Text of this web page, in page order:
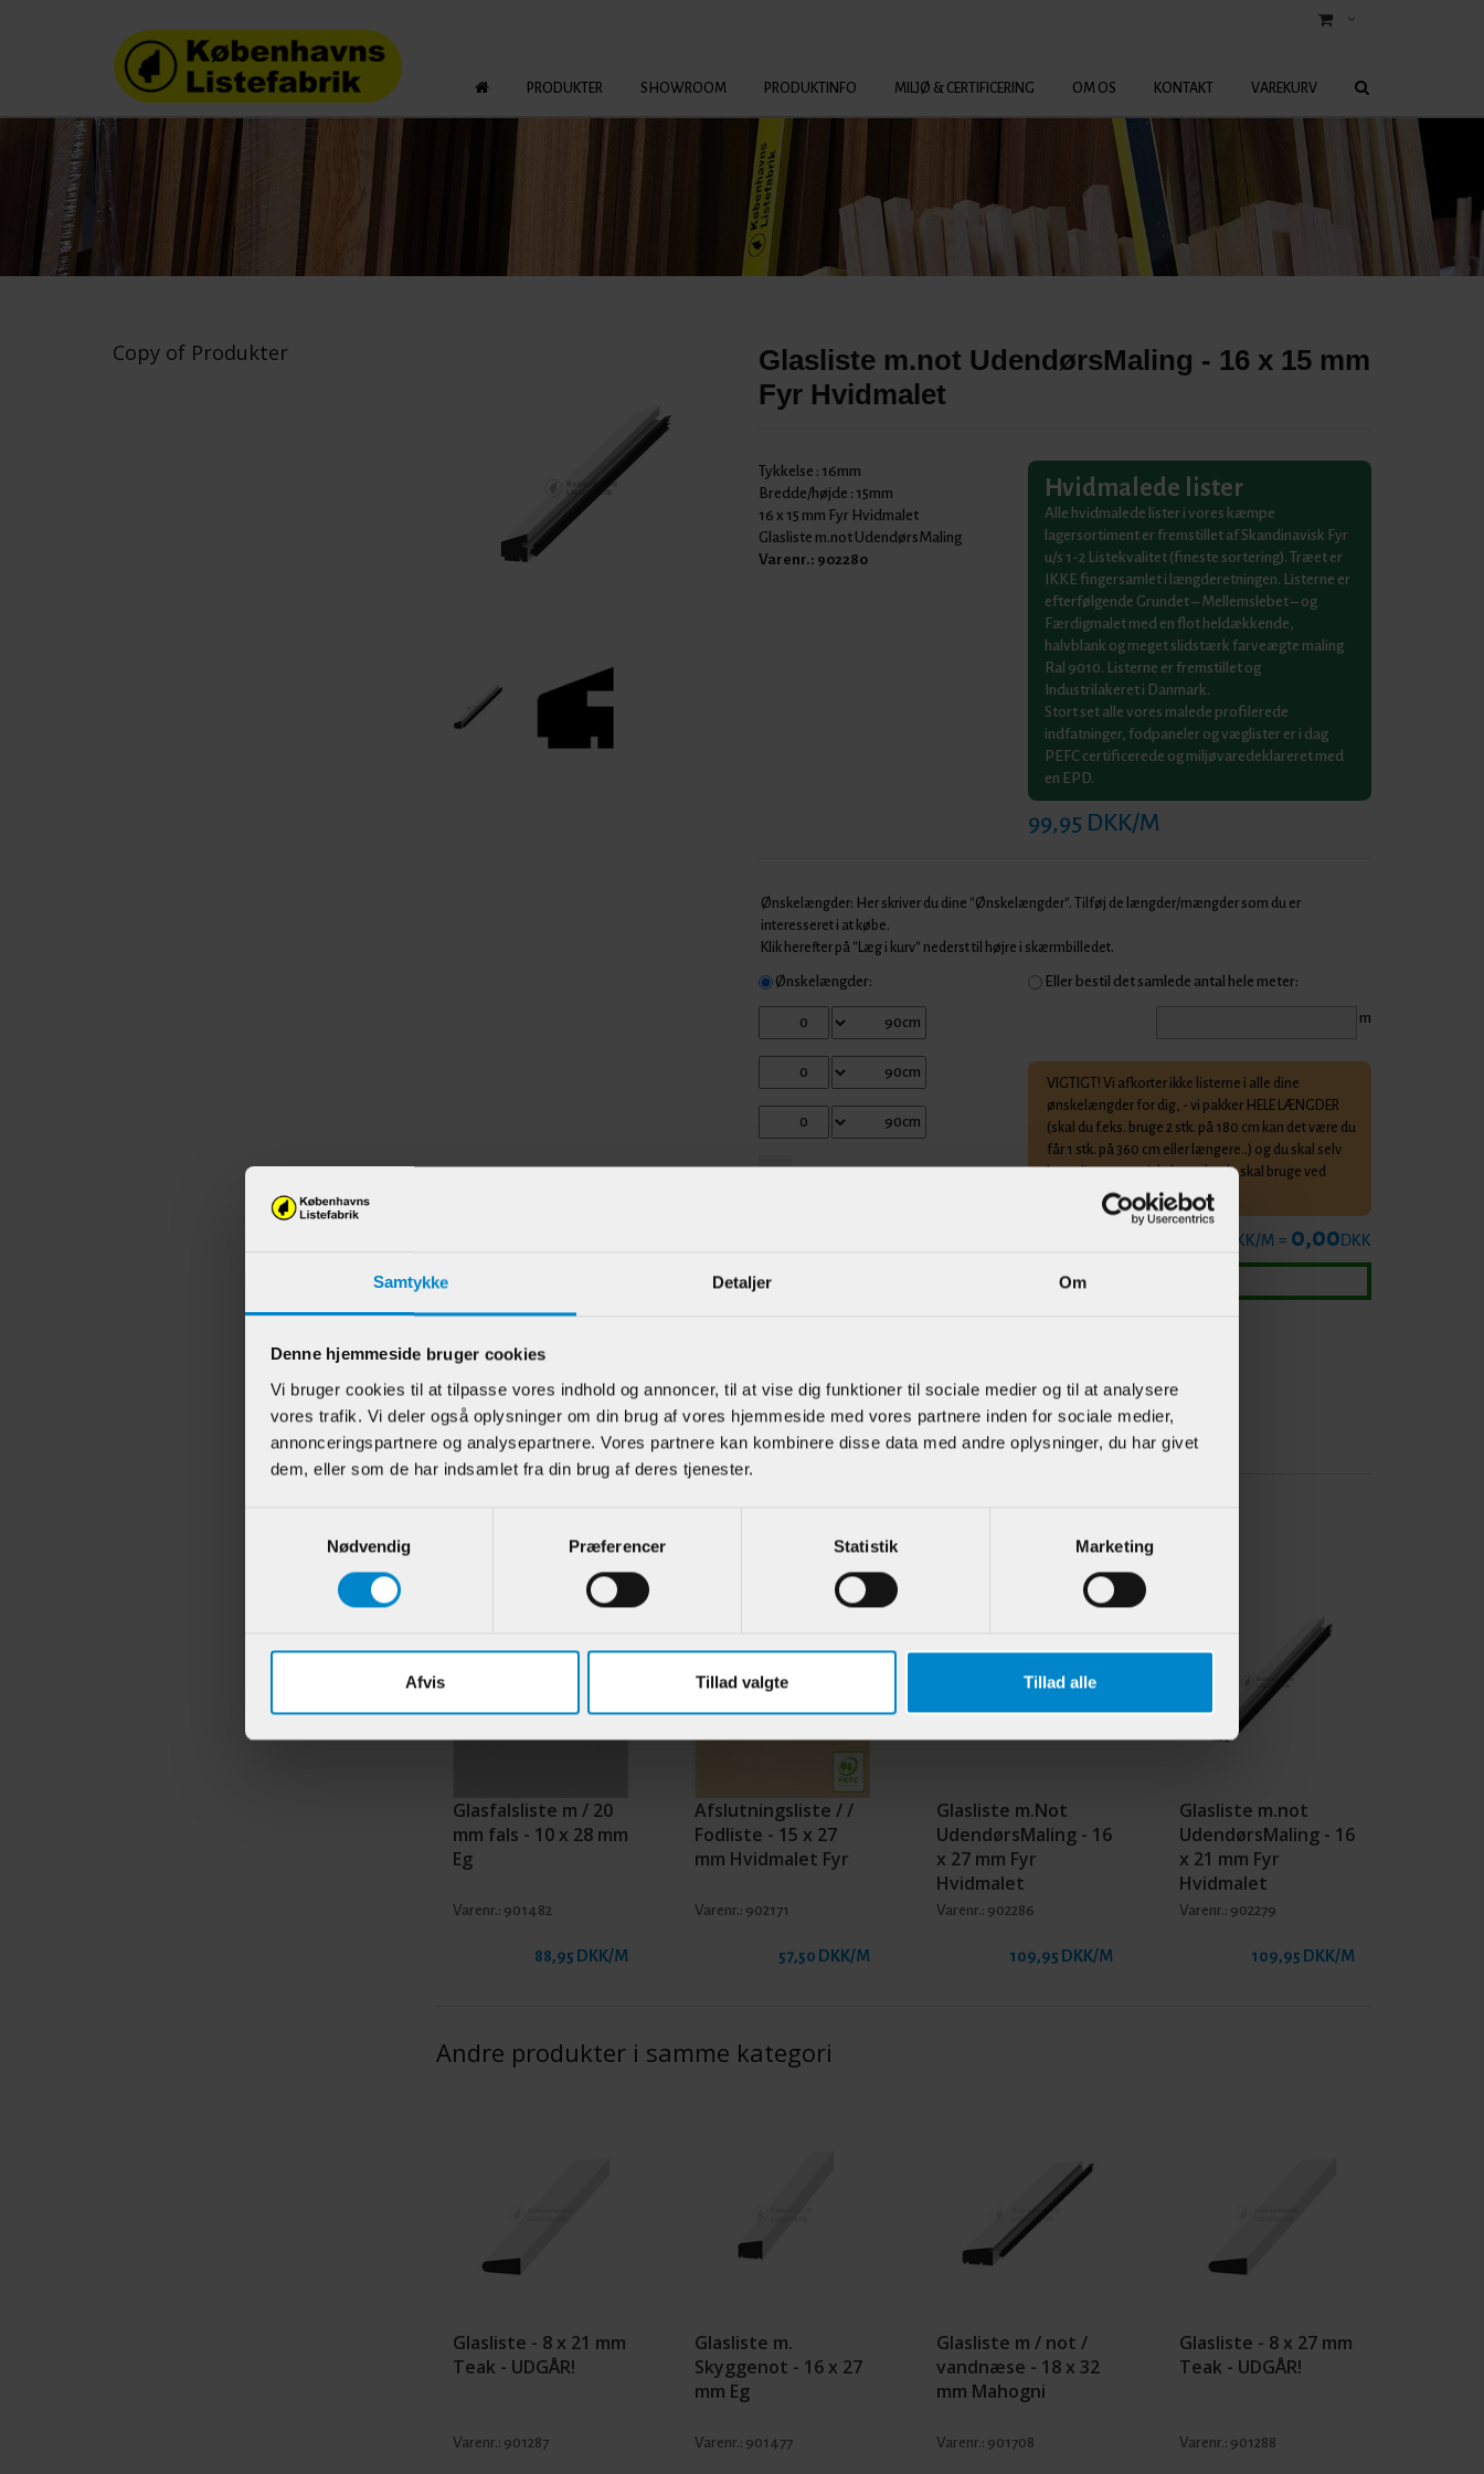
Samtykke Detaljer Om
Denne hjemmeside bruger cookies
Vi bruger cookies til at tilpasse vores indhold og annoncer, til at vise dig funktioner til sociale medier og til at analysere
vores trafik. Vi deler også oplysninger om din brug af vores hjemmeside med vores partnere inden for sociale medier,
annonceringspartnere og analysepartnere. Vores partnere kan kombinere disse data med andre oplysninger, du har givet
dem, eller som de har indsamlet fra din brug af deres tjenester.
Nødvendig
Præferencer Statistik Marketing
Afvis Tillad valgte Tillad alle
PRODUKTER SHOWROOM PRODUKTINFO MILJØ & CERTIFICERING OM OS KONTAKT VAREKURV
Copy of Produkter
Glasliste m.not UdendørsMaling - 16 x 15 mm
Fyr Hvidmalet
Tykkelse : 16mm
Bredde/højde : 15mm
16 x 15 mm Fyr Hvidmalet
Glasliste m.not UdendørsMaling
Varenr.: 902280
Hvidmalede lister
Alle hvidmalede lister i vores kæmpe
lagersortiment er fremstillet af Skandinavisk Fyr
u/s 1-2 Listekvalitet (fineste sortering). Træet er
IKKE fingersamlet i længderetningen. Listerne er
efterfølgende Grundet – Mellemslebet – og
Færdigmalet med en flot heldækkende,
halvblank og meget slidstærk farveægte maling
Ral 9010. Listerne er fremstillet og
Industrilakeret i Danmark.
Stort set alle vores malede profilerede
indfatninger, fodpaneler og væglister er i dag
PEFC certificerede og miljøvaredeklareret med
en EPD.
99,95 DKK/M
Ønskelængder: Her skriver du dine "Ønskelængder". Tilføj de længder/mængder som du er
interesseret i at købe.
Klik herefter på "Læg i kurv" nederst til højre i skærmbilledet.
Ønskelængder: Eller bestil det samlede antal hele meter:
m
VIGTIGT! Vi afkorter ikke listerne i alle dine
ønskelængder for dig, - vi pakker HELE LÆNGDER
(skal du f.eks. bruge 2 stk. på 180 cm kan det være du
får 1 stk. på 360 cm eller længere..) og du skal selv
korte listerne op i de længder du skal bruge ved
hjemkomst.
cm × 99,95 DKK/M = 0,00DKK
Gummiliste købes separat
Glasfalsliste m / 20
mm fals - 10 x 28 mm
Eg
Varenr.: 901482
88,95 DKK/M
Afslutningsliste / /
Fodliste - 15 x 27
mm Hvidmalet Fyr
Varenr.: 902171
57,50 DKK/M
Glasliste m.Not
UdendørsMaling - 16
x 27 mm Fyr
Hvidmalet
Varenr.: 902286
109,95 DKK/M
Glasliste m.not
UdendørsMaling - 16
x 21 mm Fyr
Hvidmalet
Varenr.: 902279
109,95 DKK/M
Andre produkter i samme kategori
Glasliste - 8 x 21 mm
Teak - UDGÅR!
Varenr.: 901287
Glasliste m.
Skyggenot - 16 x 27
mm Eg
Varenr.: 901477
Glasliste m / not /
vandnæse - 18 x 32
mm Mahogni
Varenr.: 901708
Glasliste - 8 x 27 mm
Teak - UDGÅR!
Varenr.: 901288